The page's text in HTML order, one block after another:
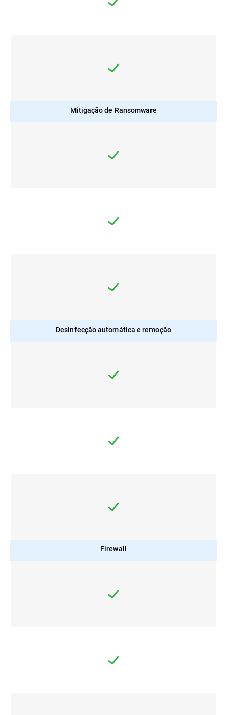
Mitigação de Ransomware
Desinfecção automática e remoção
Firewall